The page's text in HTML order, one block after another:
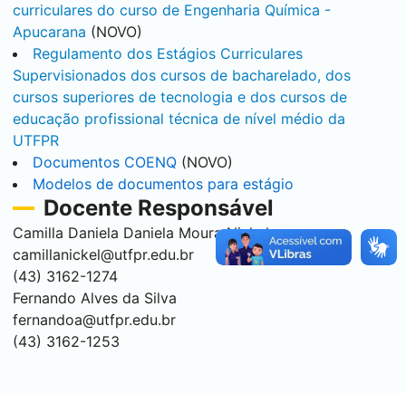
curriculares do curso de Engenharia Química -
Apucarana (NOVO)
Regulamento dos Estágios Curriculares
Supervisionados dos cursos de bacharelado, dos
cursos superiores de tecnologia e dos cursos de
educação profissional técnica de nível médio da
UTFPR
Documentos COENQ (NOVO)
Modelos de documentos para estágio
Docente Responsável
Camilla Daniela Daniela Moura Nickel
camillanickel@utfpr.edu.br
(43) 3162-1274
Fernando Alves da Silva
fernandoa@utfpr.edu.br
(43) 3162-1253